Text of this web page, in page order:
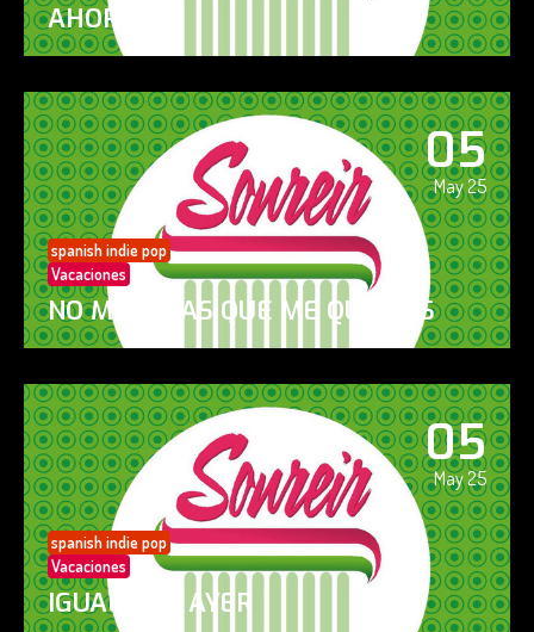
AHORA SÍ!
05
May 25
spanish indie pop
Vacaciones
NO ME DIGAS QUE ME QUIERES
05
May 25
spanish indie pop
Vacaciones
IGUAL QUE AYER